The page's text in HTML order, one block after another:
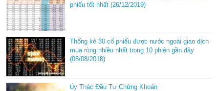
phiếu tốt nhất (26/12/2019)
Thống kê 30 cổ phiếu được nước ngoài giao dịch
mua ròng nhiều nhất trong 10 phiên gần đây
(08/08/2018)
Ủy Thác Đầu Tư Chứng Khoán